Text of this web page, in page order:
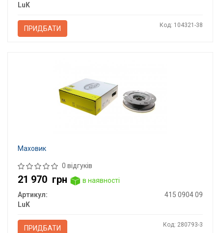
LuK
ПРИДБАТИ Код: 104321-38
Маховик
0 відгуків
21 970 грн
в наявності
Артикул:
415 0904 09
LuK
ПРИДБАТИ Код: 280793-3